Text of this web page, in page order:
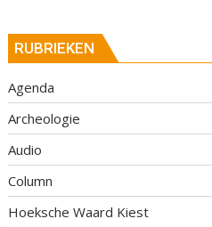
RUBRIEKEN
Agenda
Archeologie
Audio
Column
Hoeksche Waard Kiest